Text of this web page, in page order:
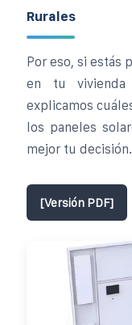
Rurales
Por eso, si estás
en tu vivienda
explicamos
los paneles
mejor tu decisión.
[Versión PDF]